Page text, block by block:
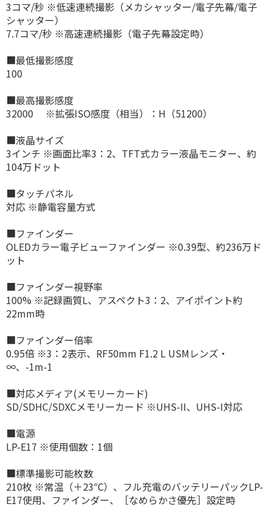
3コマ/秒 ※低速連続撮影（メカシャッター/電子先幕/電子
シャッター）
7.7コマ/秒 ※高速連続撮影（電子先幕設定時）
■最低撮影感度
100
■最高撮影感度
32000 ※拡張ISO感度（相当）：H（51200）
■液晶サイズ
3インチ ※画面比率3：2、TFT式カラー液晶モニター、約
104万ドット
■タッチパネル
対応 ※静電容量方式
■ファインダー
OLEDカラー電子ビューファインダー ※0.39型、約236万ド
ット
■ファインダー視野率
100% ※記録画質L、アスペクト3：2、アイポイント約
22mm時
■ファインダー倍率
0.95倍 ※3：2表示、RF50mm F1.2 L USMレンズ・
∞、-1m-1
■対応メディア(メモリーカード)
SD/SDHC/SDXCメモリーカード ※UHS-II、UHS-I対応
■電源
LP-E17 ※使用個数：1個
■標準撮影可能枚数
210枚 ※常温（＋23℃）、フル充電のバッテリーパックLP-
E17使用、ファインダー、［なめらかさ優先］設定時